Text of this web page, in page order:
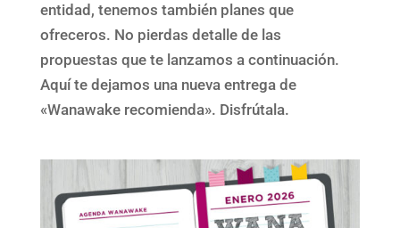
entidad, tenemos también planes que
ofreceros. No pierdas detalle de las
propuestas que te lanzamos a continuación.
Aquí te dejamos una nueva entrega de
«Wanawake recomienda». Disfrútala.